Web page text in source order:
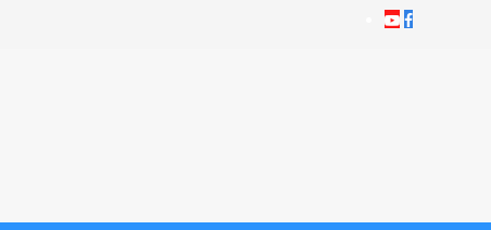
Youtube
Facebook